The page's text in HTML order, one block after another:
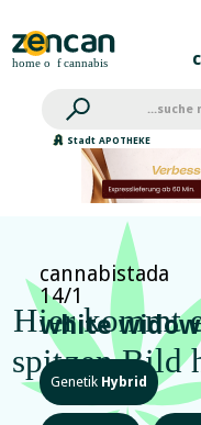
Stadt APOTHEKE
cannabistada
14/1
white widow
Genetik Hybrid